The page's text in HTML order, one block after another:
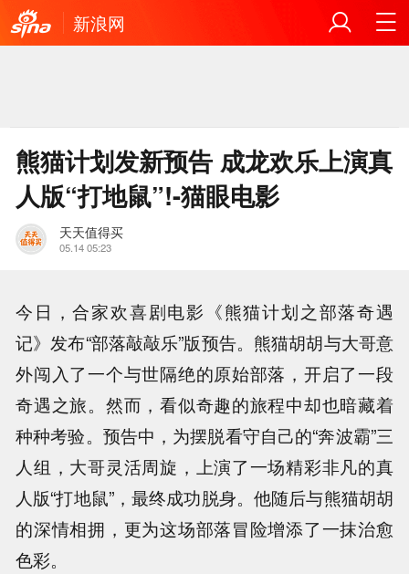
新浪网
熊猫计划发新预告 成龙欢乐上演真
人版“打地鼠”!-猫眼电影
天天值得买
05.14 05:23
今日，合家欢喜剧电影《熊猫计划之部落奇遇
记》发布“部落敲敲乐”版预告。熊猫胡胡与大哥意
外闯入了一个与世隔绝的原始部落，开启了一段
奇遇之旅。然而，看似奇趣的旅程中却也暗藏着
种种考验。预告中，为摆脱看守自己的“奔波霸”三
人组，大哥灵活周旋，上演了一场精彩非凡的真
人版“打地鼠”，最终成功脱身。他随后与熊猫胡胡
的深情相拥，更为这场部落冒险增添了一抹治愈
色彩。